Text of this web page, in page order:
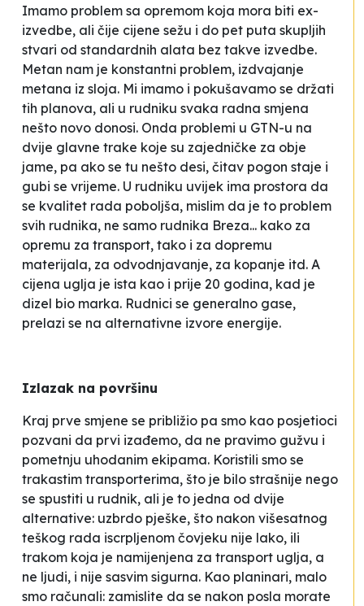
Imamo problem sa opremom koja mora biti ex-
izvedbe, ali čije cijene sežu i do pet puta skupljih
stvari od standardnih alata bez takve izvedbe.
Metan nam je konstantni problem, izdvajanje
metana iz sloja. Mi imamo i pokušavamo se držati
tih planova, ali u rudniku svaka radna smjena
nešto novo donosi. Onda problemi u GTN-u na
dvije glavne trake koje su zajedničke za obje
jame, pa ako se tu nešto desi, čitav pogon staje i
gubi se vrijeme. U rudniku uvijek ima prostora da
se kvalitet rada poboljša, mislim da je to problem
svih rudnika, ne samo rudnika Breza... kako za
opremu za transport, tako i za dopremu
materijala, za odvodnjavanje, za kopanje itd. A
cijena uglja je ista kao i prije 20 godina, kad je
dizel bio marka. Rudnici se generalno gase,
prelazi se na alternativne izvore energije.
Izlazak na površinu
Kraj prve smjene se približio pa smo kao posjetioci
pozvani da prvi izađemo, da ne pravimo gužvu i
pometnju uhodanim ekipama. Koristili smo se
trakastim transporterima, što je bilo strašnije nego
se spustiti u rudnik, ali je to jedna od dvije
alternative: uzbrdo pješke, što nakon višesatnog
teškog rada iscrpljenom čovjeku nije lako, ili
trakom koja je namijenjena za transport uglja, a
ne ljudi, i nije sasvim sigurna. Kao planinari, malo
smo računali: zamislite da se nakon posla morate